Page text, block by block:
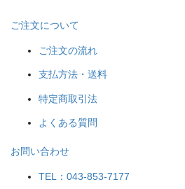
ご注文について
ご注文の流れ
支払方法・送料
特定商取引法
よくある質問
お問い合わせ
TEL：043-853-7177